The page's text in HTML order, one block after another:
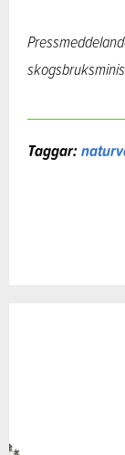
Taggar: